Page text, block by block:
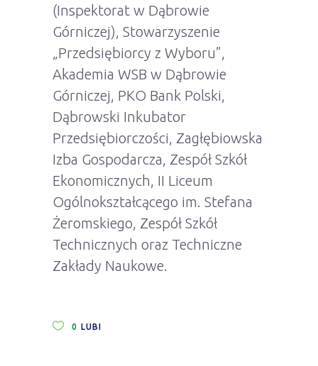
(Inspektorat w Dąbrowie
Górniczej), Stowarzyszenie
„Przedsiębiorcy z Wyboru”,
Akademia WSB w Dąbrowie
Górniczej, PKO Bank Polski,
Dąbrowski Inkubator
Przedsiębiorczości, Zagłębiowska
Izba Gospodarcza, Zespół Szkół
Ekonomicznych, II Liceum
Ogólnokształcącego im. Stefana
Żeromskiego, Zespół Szkół
Technicznych oraz Techniczne
Zakłady Naukowe.
0 LUBI